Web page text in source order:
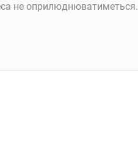
не оприлюднюватиметься.